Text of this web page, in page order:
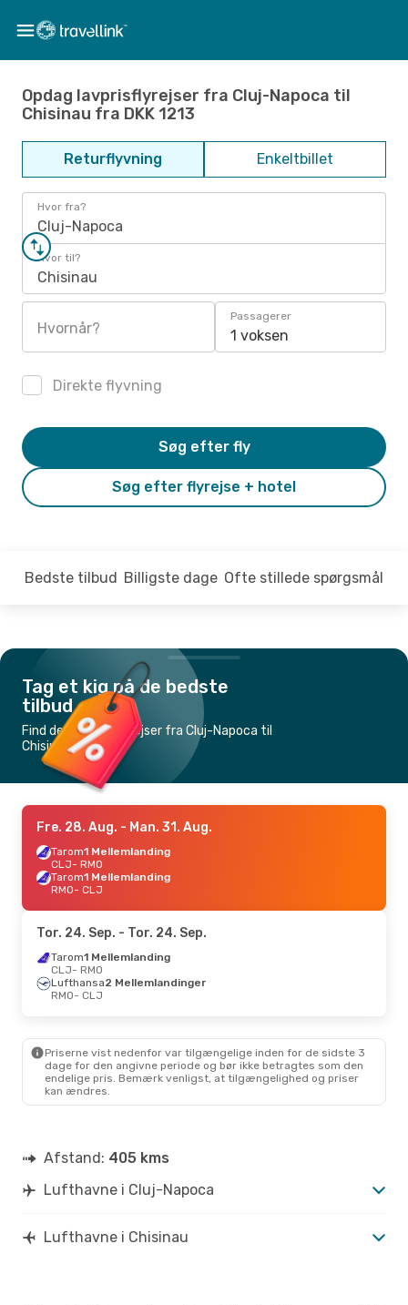
Opdag lavprisflyrejser fra Cluj-Napoca til
Chisinau fra DKK 1213
Returflyvning Enkeltbillet
Hvor fra?
Cluj-Napoca
Hvor til?
Chisinau
Hvornår?
Passagerer
1 voksen
Direkte flyvning
Søg efter flyrejse + hotel
Søg efter fly
Bedste tilbud Billigste dage Ofte stillede spørgsmål
Tag et kig på de bedste
tilbud
Find de billigste flyrejser fra Cluj-Napoca til
Chisinau
Fre. 28. Aug. - Man. 31. Aug.
Tarom1 Mellemlanding
CLJ- RMO
Tarom1 Mellemlanding
RMO- CLJ
Tor. 24. Sep. - Tor. 24. Sep.
Tarom1 Mellemlanding
CLJ- RMO
Lufthansa2 Mellemlandinger
RMO- CLJ
Priserne vist nedenfor var tilgængelige inden for de sidste 3
dage for den angivne periode og bør ikke betragtes som den
endelige pris. Bemærk venligst, at tilgængelighed og priser
kan ændres.
Afstand: 405 kms
Lufthavne i Cluj-Napoca
Lufthavne i Chisinau